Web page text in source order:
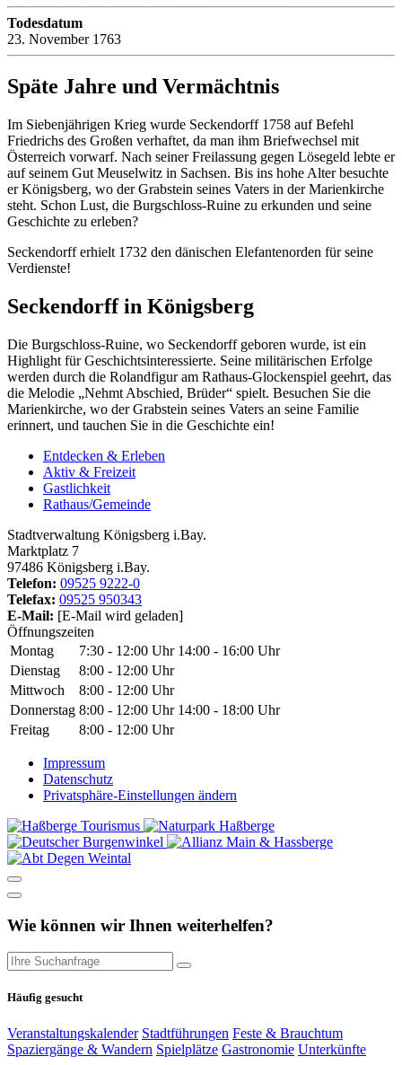
Todesdatum
23. November 1763
Späte Jahre und Vermächtnis
Im Siebenjährigen Krieg wurde Seckendorff 1758 auf Befehl
Friedrichs des Großen verhaftet, da man ihm Briefwechsel mit
Österreich vorwarf. Nach seiner Freilassung gegen Lösegeld lebte er
auf seinem Gut Meuselwitz in Sachsen. Bis ins hohe Alter besuchte
er Königsberg, wo der Grabstein seines Vaters in der Marienkirche
steht. Schon Lust, die Burgschloss-Ruine zu erkunden und seine
Geschichte zu erleben?
Seckendorff erhielt 1732 den dänischen Elefantenorden für seine
Verdienste!
Seckendorff in Königsberg
Die Burgschloss-Ruine, wo Seckendorff geboren wurde, ist ein
Highlight für Geschichtsinteressierte. Seine militärischen Erfolge
werden durch die Rolandfigur am Rathaus-Glockenspiel geehrt, das
die Melodie „Nehmt Abschied, Brüder“ spielt. Besuchen Sie die
Marienkirche, wo der Grabstein seines Vaters an seine Familie
erinnert, und tauchen Sie in die Geschichte ein!
Entdecken & Erleben
Aktiv & Freizeit
Gastlichkeit
Rathaus/Gemeinde
Stadtverwaltung Königsberg i.Bay.
Marktplatz 7
97486 Königsberg i.Bay.
Telefon: 09525 9222-0
Telefax: 09525 950343
E-Mail: [E-Mail wird geladen]
Öffnungszeiten
Montag
7:30 - 12:00 Uhr 14:00 - 16:00 Uhr
Dienstag
8:00 - 12:00 Uhr
Mittwoch
8:00 - 12:00 Uhr
Donnerstag 8:00 - 12:00 Uhr 14:00 - 18:00 Uhr
Freitag
8:00 - 12:00 Uhr
Impressum
Datenschutz
Privatsphäre-Einstellungen ändern
Wie können wir Ihnen weiterhelfen?
Häufig gesucht
Veranstaltungskalender Stadtführungen Feste & Brauchtum
Spaziergänge & Wandern Spielplätze Gastronomie Unterkünfte